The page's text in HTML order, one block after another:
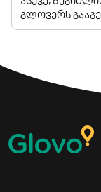
გლოვერს